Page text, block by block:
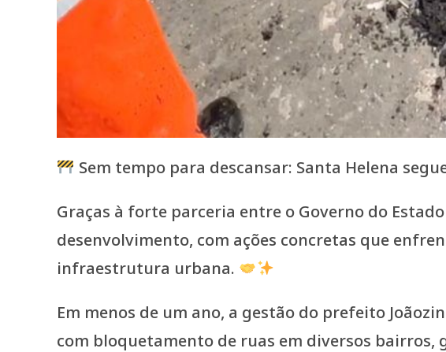
Sem tempo para descansar: Santa Helena
Graças à forte parceria entre o Governo do
desenvolvimento, com ações concretas que
infraestrutura urbana.
Em menos de um ano, a gestão do prefeito
com bloquetamento de ruas em diversos